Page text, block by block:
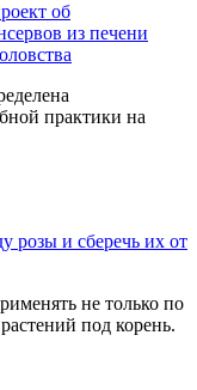
об
из печени
практики на
розы и сберечь их от
не только по
под корень.